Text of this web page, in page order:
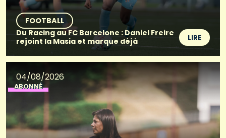
FOOTBALL
Du Racing au FC Barcelone : Daniel Freire
rejoint la Masia et marque déjà
LIRE
04/08/2026
ABONNÉ